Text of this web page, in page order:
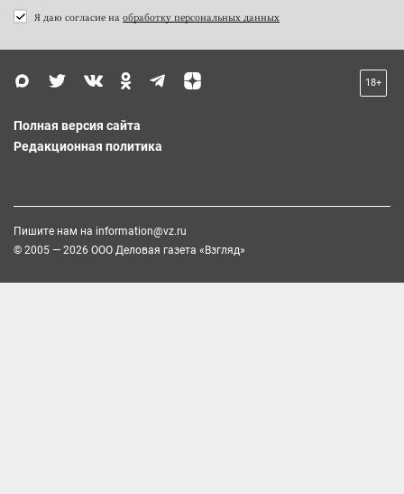
Я даю согласие на обработку персональных данных
18+
Полная версия сайта
Редакционная политика
Пишите нам на information@vz.ru
© 2005 — 2026 ООО Деловая газета «Взгляд»